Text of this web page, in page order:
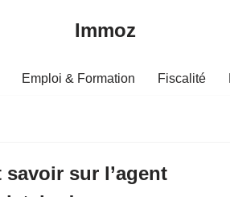
Immoz
Emploi & Formation Fiscalité
savoir sur l’agent